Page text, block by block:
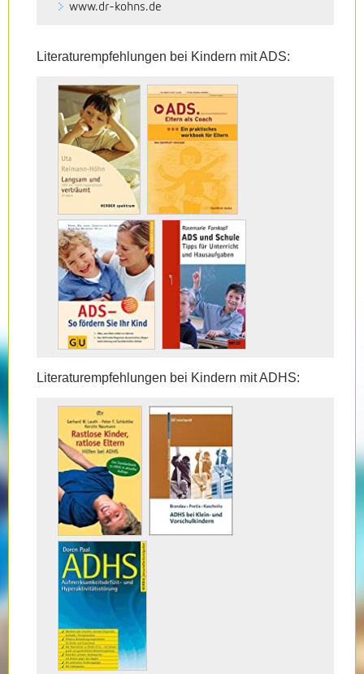
www.dr-kohns.de
Literaturempfehlungen bei Kindern mit ADS:
Literaturempfehlungen bei Kindern mit ADHS: